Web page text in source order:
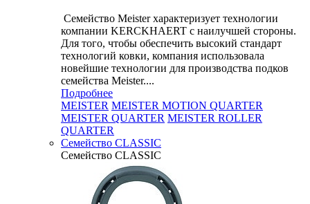
Семейство Meister характеризует технологии
компании KERCKHAERT с наилучшей стороны.
Для того, чтобы обеспечить высокий стандарт
технологий ковки, компания использовала
новейшие технологии для производства подков
семейства Meister....
Подробнее
MEISTER MEISTER MOTION QUARTER
MEISTER QUARTER MEISTER ROLLER
QUARTER
Семейство CLASSIC
Семейство CLASSIC